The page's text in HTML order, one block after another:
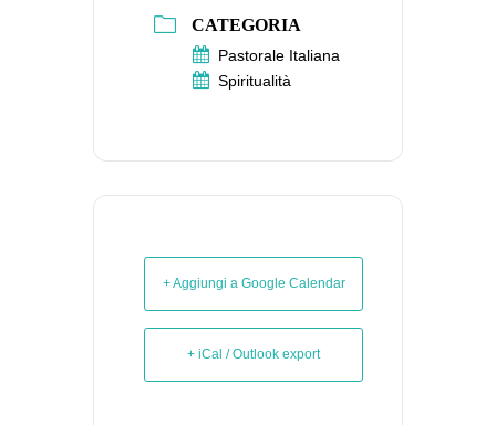
CATEGORIA
Pastorale Italiana
Spiritualità
+ Aggiungi a Google Calendar
+ iCal / Outlook export